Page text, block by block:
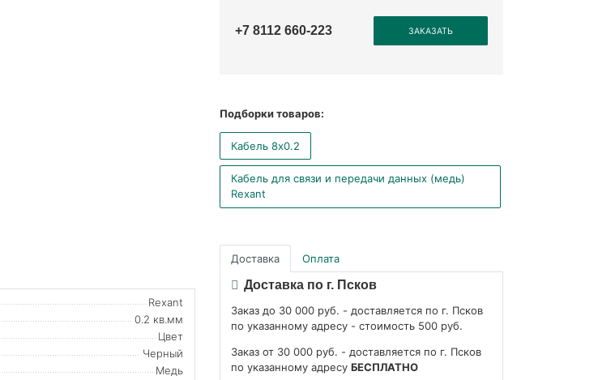
+7 8112 660-223 ЗАКАЗАТЬ
Подборки товаров:
Кабель 8x0.2
Кабель для связи и передачи данных (медь)
Rexant
Доставка Оплата
Доставка по г. Псков
Заказ до 30 000 руб. - доставляется по г. Псков
по указанному адресу - стоимость 500 руб.
Заказ от 30 000 руб. - доставляется по г. Псков
по указанному адресу БЕСПЛАТНО
Rexant
0.2 кв.мм
Цвет
Черный
Медь